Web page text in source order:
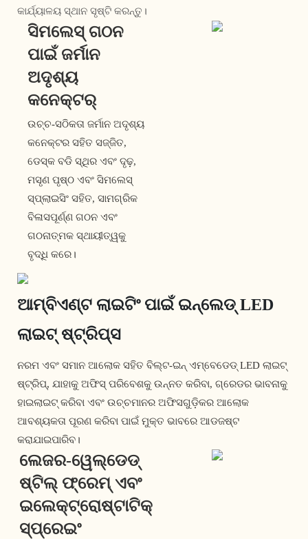
କାର୍ଯ୍ୟାଳୟ ସ୍ଥାନ ସୃଷ୍ଟି କରନ୍ତୁ।
ସିମଲେସ୍ ଗଠନ
ପାଇଁ ଜର୍ମାନ
ଅଦୃଶ୍ୟ
କନେକ୍ଟର୍
ଉଚ୍ଚ-ସଠିକତା ଜର୍ମାନ ଅଦୃଶ୍ୟ
କନେକ୍ଟର ସହିତ ସଜ୍ଜିତ,
ଡେସ୍କ ବଡି ସ୍ଥିର ଏବଂ ଦୃଢ଼,
ମସୃଣ ପୃଷ୍ଠ ଏବଂ ସିମଲେସ୍
ସ୍ପ୍ଲାଇସିଂ ସହିତ, ସାମଗ୍ରିକ
ବିଳାସପୂର୍ଣ୍ଣ ଗଠନ ଏବଂ
ଗଠନାତ୍ମକ ସ୍ଥାୟୀତ୍ୱକୁ
ବୃଦ୍ଧି କରେ।
ଆମ୍ବିଏଣ୍ଟ ଲାଇଟିଂ ପାଇଁ ଇନ୍ଲେଡ୍ LED
ଲାଇଟ୍ ଷ୍ଟ୍ରିପ୍ସ
ନରମ ଏବଂ ସମାନ ଆଲୋକ ସହିତ ବିଲ୍ଟ-ଇନ୍ ଏମ୍ବେଡେଡ୍ LED ଲାଇଟ୍
ଷ୍ଟ୍ରିପ୍, ଯାହାକୁ ଅଫିସ୍ ପରିବେଶକୁ ଉନ୍ନତ କରିବା, ଗ୍ରେଡର ଭାବନାକୁ
ହାଇଲାଇଟ୍ କରିବା ଏବଂ ଉଚ୍ଚମାନର ଅଫିସଗୁଡ଼ିକର ଆଲୋକ
ଆବଶ୍ୟକତା ପୂରଣ କରିବା ପାଇଁ ମୁକ୍ତ ଭାବରେ ଆଡଜଷ୍ଟ
କରାଯାଇପାରିବ।
ଲେଜର-ୱେଲ୍ଡେଡ୍
ଷ୍ଟିଲ୍ ଫ୍ରେମ୍ ଏବଂ
ଇଲେକ୍ଟ୍ରୋଷ୍ଟାଟିକ୍
ସ୍ପ୍ରେଇଂ